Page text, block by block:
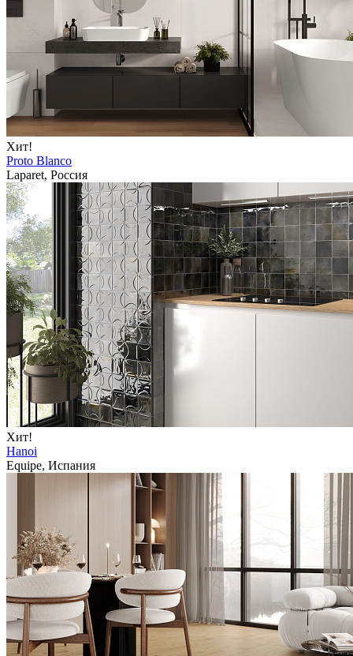
Хит!
Proto Blanco
Laparet, Россия
Хит!
Hanoi
Equipe, Испания